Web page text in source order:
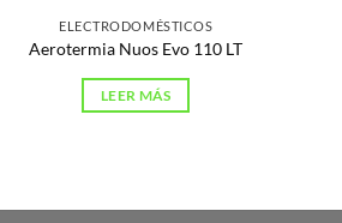
ELECTRODOMÉSTICOS
Aerotermia Nuos Evo 110 LT
LEER MÁS